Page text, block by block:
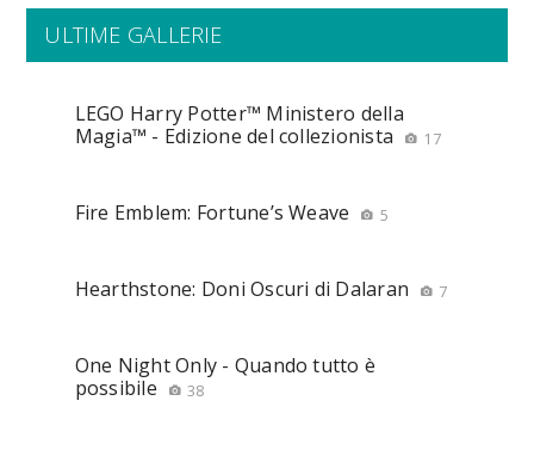
ULTIME GALLERIE
LEGO Harry Potter™ Ministero della
Magia™ - Edizione del collezionista
17
Fire Emblem: Fortune’s Weave 5
Hearthstone: Doni Oscuri di Dalaran 7
One Night Only - Quando tutto è
possibile
38